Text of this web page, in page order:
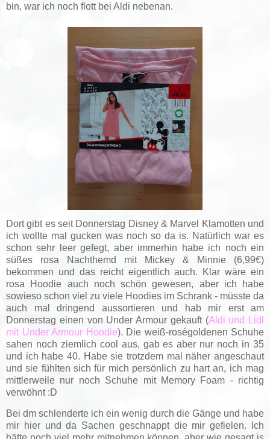
bin, war ich noch flott bei Aldi nebenan.
Dort gibt es seit Donnerstag Disney & Marvel Klamotten und
ich wollte mal gucken was noch so da is. Natürlich war es
schon sehr leer gefegt, aber immerhin habe ich noch ein
süßes rosa Nachthemd mit Mickey & Minnie (6,99€)
bekommen und das reicht eigentlich auch. Klar wäre ein
rosa Hoodie auch noch schön gewesen, aber ich habe
sowieso schon viel zu viele Hoodies im Schrank - müsste da
auch mal dringend aussortieren und hab mir erst am
Donnerstag einen von Under Armour gekauft (Aldi und Lidl
mit Under Armour Hoodie). Die weiß-roségoldenen Schuhe
sahen noch ziemlich cool aus, gab es aber nur noch in 35
und ich habe 40. Habe sie trotzdem mal näher angeschaut
und sie fühlten sich für mich persönlich zu hart an, ich mag
mittlerweile nur noch Schuhe mit Memory Foam - richtig
verwöhnt :D
Bei dm schlenderte ich ein wenig durch die Gänge und habe
mir hier und da Sachen geschnappt die mir gefielen. Ich